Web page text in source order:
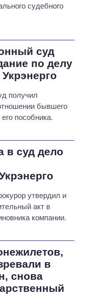
судебного
суд
по делу
получил
бывшего
пособника.
в суд дело
утвердил и
акт в
компании.
в
снова